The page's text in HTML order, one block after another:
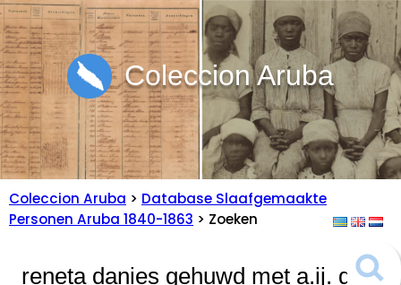
Coleccion Aruba
Coleccion Aruba > Database Slaafgemaakte
Personen Aruba 1840-1863 > Zoeken